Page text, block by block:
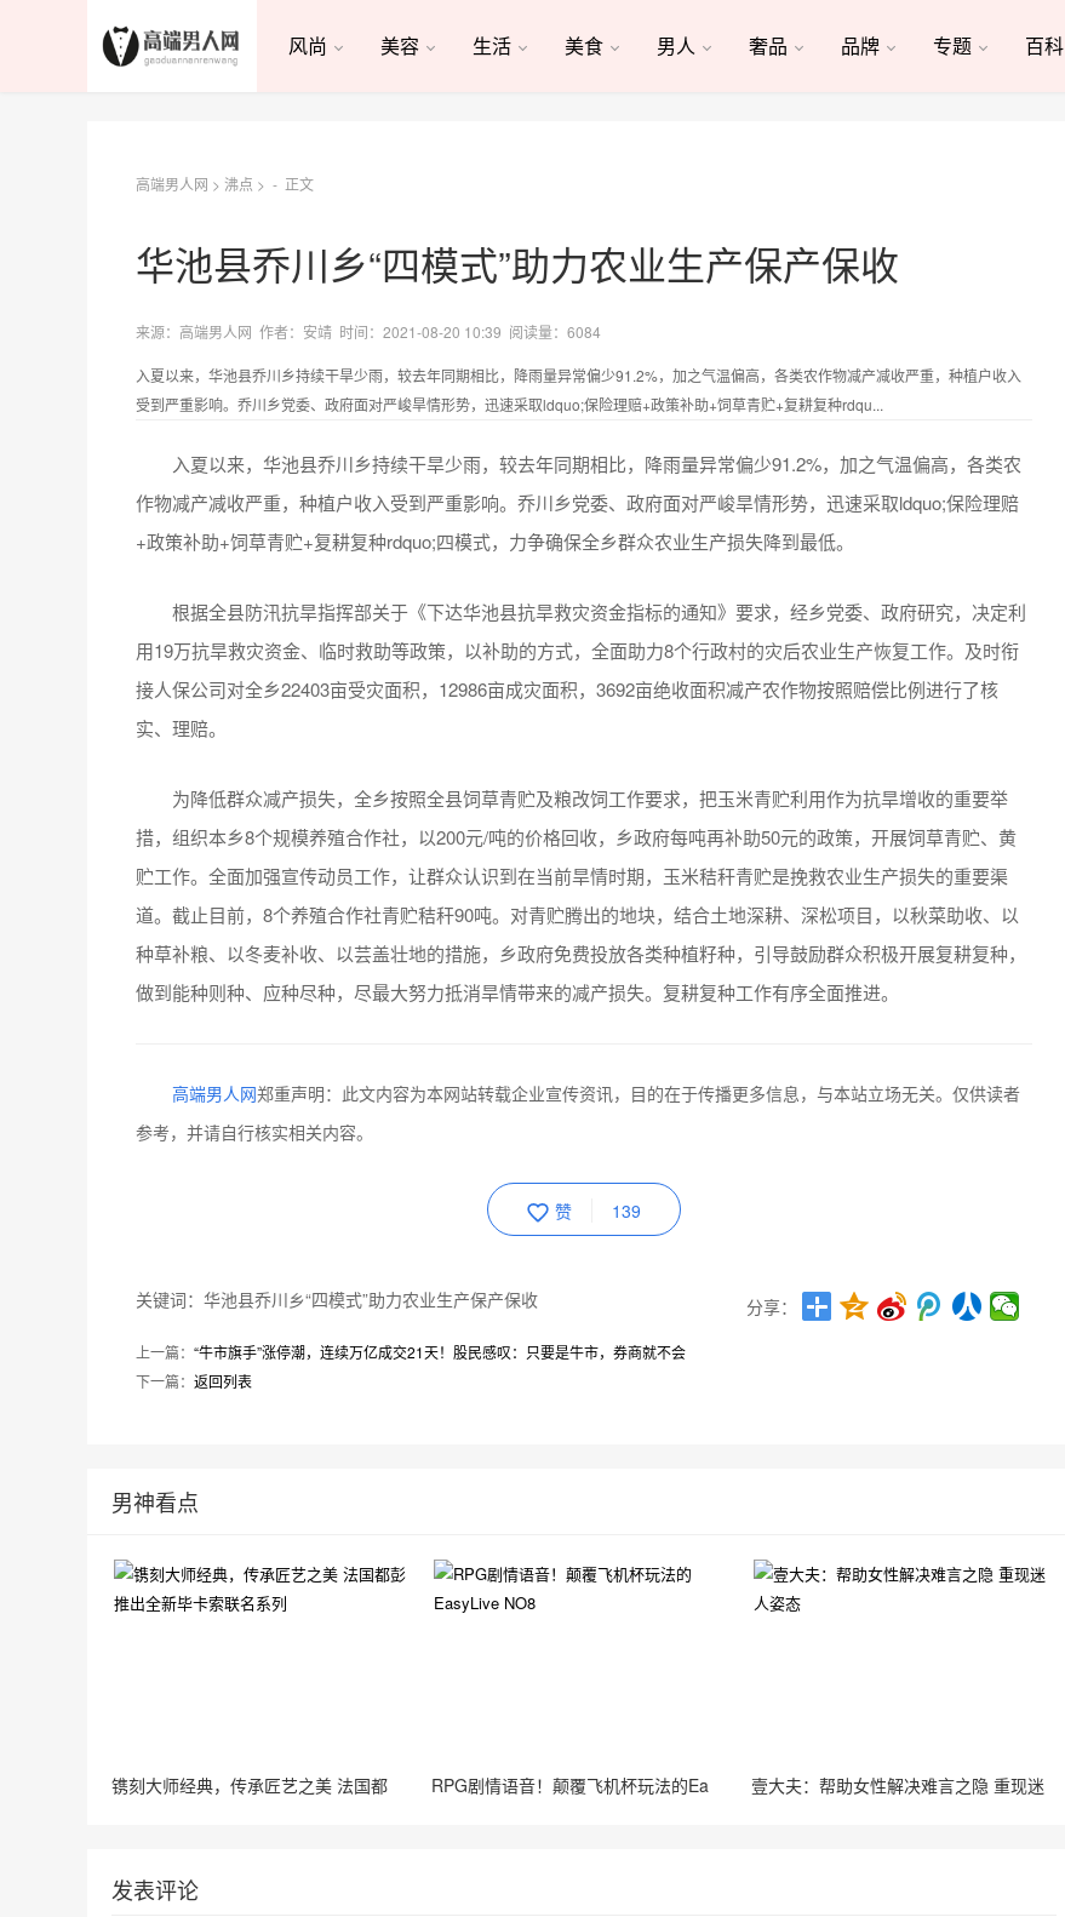
风尚 美容 生活 美食 男人 奢品 品牌 专题 百科
高端男人网 > 沸点 > - 正文
华池县乔川乡“四模式”助力农业生产保产保收
来源：高端男人网 作者：安靖 时间：2021-08-20 10:39 阅读量：6084
入夏以来，华池县乔川乡持续干旱少雨，较去年同期相比，降雨量异常偏少91.2%，加之气温偏高，各类农作物减产减收严重，种植户收入
受到严重影响。乔川乡党委、政府面对严峻旱情形势，迅速采取ldquo;保险理赔+政策补助+饲草青贮+复耕复种rdqu...
入夏以来，华池县乔川乡持续干旱少雨，较去年同期相比，降雨量异常偏少91.2%，加之气温偏高，各类农
作物减产减收严重，种植户收入受到严重影响。乔川乡党委、政府面对严峻旱情形势，迅速采取ldquo;保险理赔
+政策补助+饲草青贮+复耕复种rdquo;四模式，力争确保全乡群众农业生产损失降到最低。
根据全县防汛抗旱指挥部关于《下达华池县抗旱救灾资金指标的通知》要求，经乡党委、政府研究，决定利
用19万抗旱救灾资金、临时救助等政策，以补助的方式，全面助力8个行政村的灾后农业生产恢复工作。及时衔
接人保公司对全乡22403亩受灾面积，12986亩成灾面积，3692亩绝收面积减产农作物按照赔偿比例进行了核
实、理赔。
为降低群众减产损失，全乡按照全县饲草青贮及粮改饲工作要求，把玉米青贮利用作为抗旱增收的重要举
措，组织本乡8个规模养殖合作社，以200元/吨的价格回收，乡政府每吨再补助50元的政策，开展饲草青贮、黄
贮工作。全面加强宣传动员工作，让群众认识到在当前旱情时期，玉米秸秆青贮是挽救农业生产损失的重要渠
道。截止目前，8个养殖合作社青贮秸秆90吨。对青贮腾出的地块，结合土地深耕、深松项目，以秋菜助收、以
种草补粮、以冬麦补收、以芸盖壮地的措施，乡政府免费投放各类种植籽种，引导鼓励群众积极开展复耕复种，
做到能种则种、应种尽种，尽最大努力抵消旱情带来的减产损失。复耕复种工作有序全面推进。
高端男人网郑重声明：此文内容为本网站转载企业宣传资讯，目的在于传播更多信息，与本站立场无关。仅供读者
参考，并请自行核实相关内容。
赞 139
关键词：华池县乔川乡“四模式”助力农业生产保产保收 分享：
上一篇： “牛市旗手”涨停潮，连续万亿成交21天！股民感叹：只要是牛市，券商就不会
下一篇： 返回列表
男神看点
镌刻大师经典，传承匠艺之美 法国都 RPG剧情语音！颠覆飞机杯玩法的Ea 壹大夫：帮助女性解决难言之隐 重现迷
发表评论